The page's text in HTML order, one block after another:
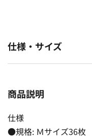
仕様・サイズ
商品説明
仕様
●規格: Ｍサイズ36枚